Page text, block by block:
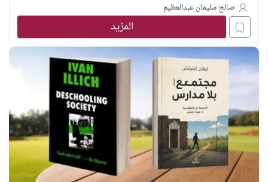
صالح سليمان عبدالعظيم
المزيد